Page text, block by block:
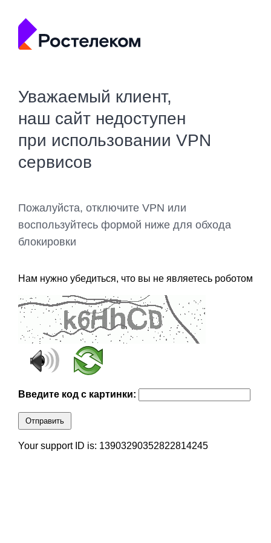
Уважаемый клиент,
наш сайт недоступен
при использовании VPN
сервисов
Пожалуйста, отключите VPN или
воспользуйтесь формой ниже для обхода
блокировки
Нам нужно убедиться, что вы не являетесь роботом
Введите код с картинки:
Отправить
Your support ID is: 13903290352822814245